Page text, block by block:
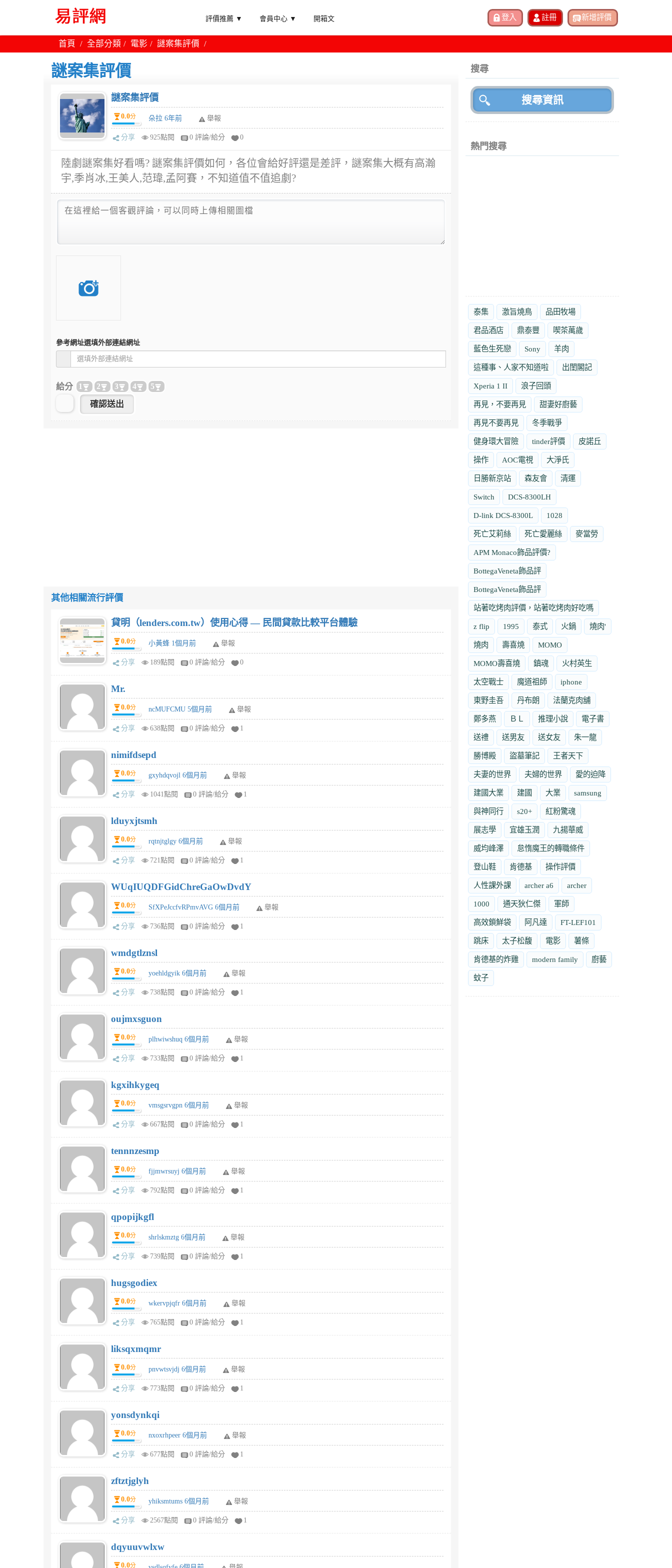
評價推薦 ▼ 會員中心 ▼ 開箱文
首頁 全部分類 電影 謎案集評價
謎案集評價
謎案集評價
0.0分 朵拉 6年前 舉報
分享 925點閱 0 評論/給分 0
陸劇謎案集好看嗎? 謎案集評價如何，各位會給好評還是差評，謎案集大概有高瀚
宇,季肖冰,王美人,范瑋,孟阿賽，不知道值不值追劇?
參考網址選填外部連結網址
給分 1 2 3 4 5
其他相關流行評價
貸明（lenders.com.tw）使用心得 — 民間貸款比較平台體驗
0.0分 小黃蜂 1個月前 舉報
分享 189點閱 0 評論/給分 0
Mr.
0.0分 ncMUFCMU 5個月前 舉報
分享 638點閱 0 評論/給分 1
nimifdsepd
0.0分 gxyhdqvojl 6個月前 舉報
分享 1041點閱 0 評論/給分 1
lduyxjtsmh
0.0分 rqtnjtglgy 6個月前 舉報
分享 721點閱 0 評論/給分 1
WUqIUQDFGidChreGaOwDvdY
0.0分 SfXPeJccfvRPmvAVG 6個月前 舉報
分享 736點閱 0 評論/給分 1
wmdgtlznsl
0.0分 yoehldgyik 6個月前 舉報
分享 738點閱 0 評論/給分 1
oujmxsguon
0.0分 plhwiwshuq 6個月前 舉報
分享 733點閱 0 評論/給分 1
kgxihkygeq
0.0分 vmsgsrvgpn 6個月前 舉報
分享 667點閱 0 評論/給分 1
tennnzesmp
0.0分 fjjmwrsuyj 6個月前 舉報
分享 792點閱 0 評論/給分 1
qpopijkgfl
0.0分 shrlskmztg 6個月前 舉報
分享 739點閱 0 評論/給分 1
hugsgodiex
0.0分 wkervpjqfr 6個月前 舉報
分享 765點閱 0 評論/給分 1
liksqxmqmr
0.0分 pnvwtsvjdj 6個月前 舉報
分享 773點閱 0 評論/給分 1
yonsdynkqi
0.0分 nxoxrhpeer 6個月前 舉報
分享 677點閱 0 評論/給分 1
zftztjglyh
0.0分 yhiksmtums 6個月前 舉報
分享 2567點閱 0 評論/給分 1
dqyuuvwlxw
0.0分
搜尋
熱門搜尋
泰集 激旨燒鳥 品田牧場
君品酒店 鼎泰豐 喫茶萬歲
藍色生死戀 Sony 羊肉
這種事、人家不知道啦 出閨閣記
Xperia 1 II 浪子回頭
再見，不要再見 甜妻好廚藝
再見不要再見 冬季戰爭
健身環大冒險 tinder評價 皮諾丘
操作 AOC電視 大淨氏
日勝新京站 森友會 清運
Switch DCS-8300LH
D-link DCS-8300L 1028
死亡艾莉絲 死亡愛麗絲 麥當勞
APM Monaco飾品評價?
BottegaVeneta飾品評
BottegaVeneta飾品評
站著吃烤肉評價，站著吃烤肉好吃嗎
z flip 1995 泰式 火鍋 燒肉'
燒肉 壽喜燒 MOMO
MOMO壽喜燒 鎮魂 火村英生
太空戰士 魔道祖師 iphone
東野圭吾 丹布朗 法蘭克肉舖
鄭多燕 ＢＬ 推理小說 電子書
送禮 送男友 送女友 朱一龍
勝博殿 盜墓筆記 王者天下
夫妻的世界 夫婦的世界 愛的迫降
建國大業 建國 大業 samsung
與神同行 s20+ 紅粉驚魂
展志學 宜雄玉潤 九揚華威
威均峰澤 怠惰魔王的轉職條件
登山鞋 肯德基 操作評價
人性課外課 archer a6 archer
1000 通天狄仁傑 軍師
高效鎖鮮袋 阿凡達 FT-LEF101
跳床 太子松馥 電影 薯條
肯德基的炸雞 modern family 廚藝
蚊子